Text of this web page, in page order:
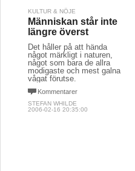
KULTUR & NÖJE
Människan står inte
längre överst
Det håller på att hända
något märkligt i naturen,
något som bara de allra
modigaste och mest galna
vågat förutse.
Kommentarer
STEFAN WHILDE
2006-02-16 20:35:00